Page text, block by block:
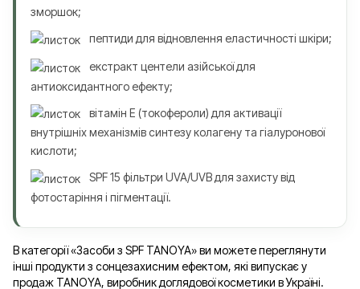
зморшок;
пептиди для відновлення еластичності шкіри;
екстракт центели азійської для
антиоксидантного ефекту;
вітамін Е (токофероли) для активації
внутрішніх механізмів синтезу колагену та гіалуронової
кислоти;
SPF 15 фільтри UVA/UVB для захисту від
фотостаріння і пігментації.
В категорії «Засоби з SPF TANOYA» ви можете переглянути
інші продукти з сонцезахисним ефектом, які випускає у
продаж TANOYA, виробник доглядової косметики в Україні.